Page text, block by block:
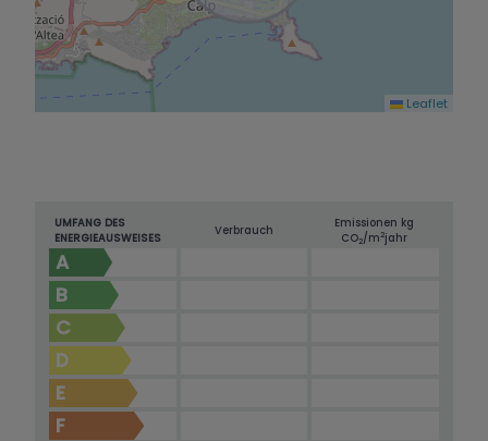
Leaflet
UMFANG DES
ENERGIEAUSWEISES
Verbrauch
Emissionen kg
CO2/m2jahr
A
B
C
D
E
F